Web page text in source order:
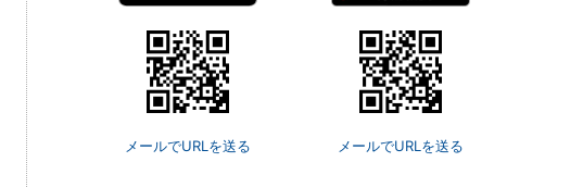
メールでURLを送る
メールでURLを送る